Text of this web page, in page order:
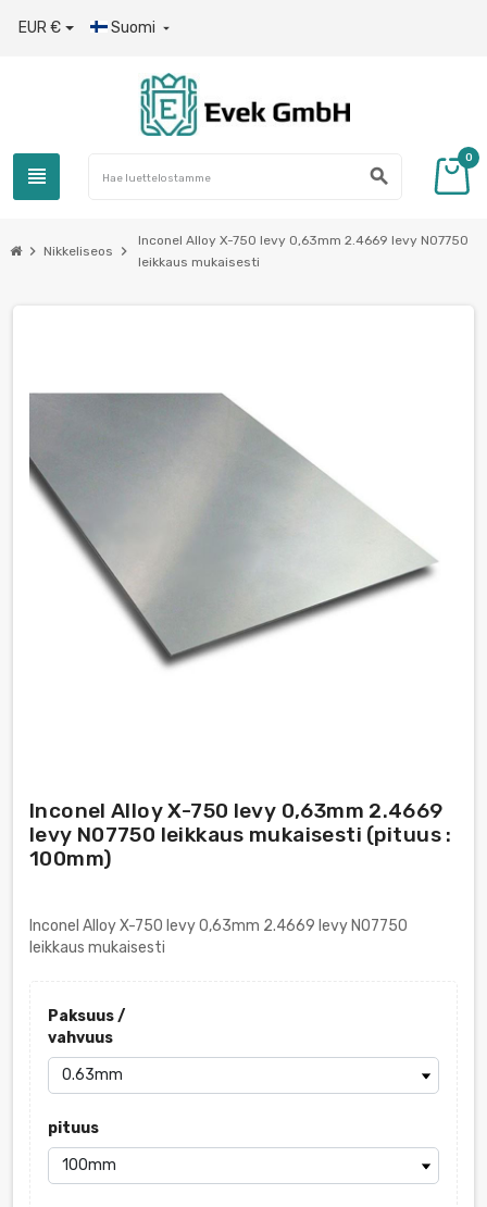
EUR € Suomi 
view_headline search
0
chevron_right Nikkeliseos chevron_right
Inconel Alloy X-750 levy 0,63mm 2.4669 levy N07750
leikkaus mukaisesti
Inconel Alloy X-750 levy 0,63mm 2.4669
levy N07750 leikkaus mukaisesti (pituus :
100mm)
Inconel Alloy X-750 levy 0,63mm 2.4669 levy N07750
leikkaus mukaisesti
Paksuus /
vahvuus
pituus